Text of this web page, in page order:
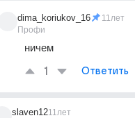
dima_koriukov_16
Профи
11лет
ничем
1 Ответить
slaven1211лет